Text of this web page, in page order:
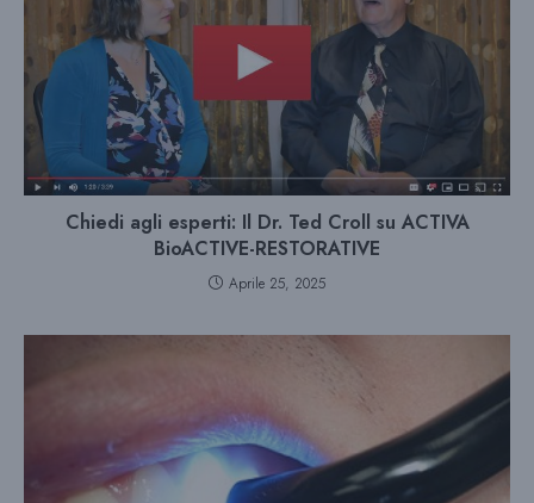
Chiedi agli esperti: Il Dr. Ted Croll su ACTIVA
BioACTIVE-RESTORATIVE
Aprile 25, 2025